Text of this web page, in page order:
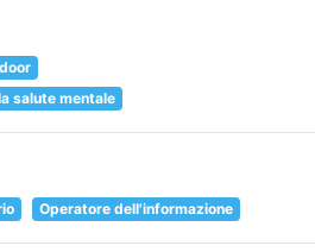
salute mentale
Operatore dell'informazione